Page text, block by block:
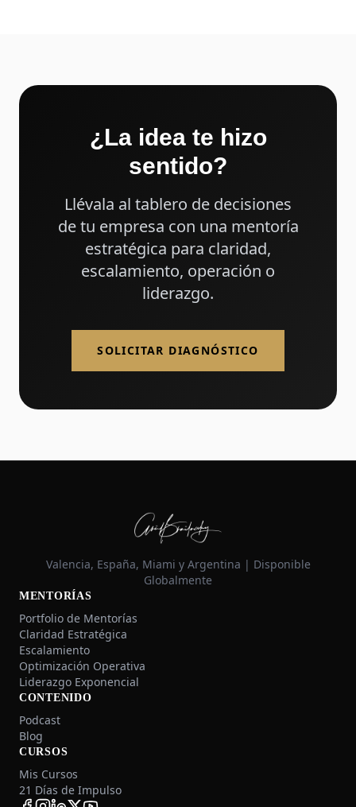
¿La idea te hizo
sentido?
Llévala al tablero de decisiones
de tu empresa con una mentoría
estratégica para claridad,
escalamiento, operación o
liderazgo.
SOLICITAR DIAGNÓSTICO
Valencia, España, Miami y Argentina | Disponible
Globalmente
MENTORÍAS
Portfolio de Mentorías
Claridad Estratégica
Escalamiento
Optimización Operativa
Liderazgo Exponencial
CONTENIDO
Podcast
Blog
CURSOS
Mis Cursos
21 Días de Impulso